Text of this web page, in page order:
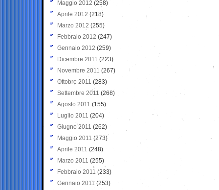
Maggio 2012 (258)
Aprile 2012 (218)
Marzo 2012 (255)
Febbraio 2012 (247)
Gennaio 2012 (259)
Dicembre 2011 (223)
Novembre 2011 (267)
Ottobre 2011 (283)
Settembre 2011 (268)
Agosto 2011 (155)
Luglio 2011 (204)
Giugno 2011 (262)
Maggio 2011 (273)
Aprile 2011 (248)
Marzo 2011 (255)
Febbraio 2011 (233)
Gennaio 2011 (253)